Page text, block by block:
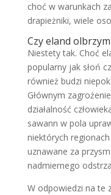
choć w warunkach
drapieżniki, wiele
Czy eland
Niestety tak. Choć
popularny jak słoń
również budzi
Głównym
działalność
sawann w pola
niektórych
uznawane za
nadmiernego
W odpowiedzi na te